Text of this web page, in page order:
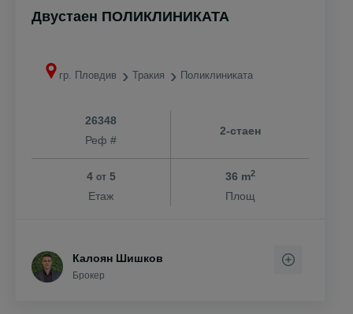
Двустаен ПОЛИКЛИНИКАТА
гр. Пловдив Тракия Поликлиниката
26348
Реф #
2-стаен
4 от5
Етаж
36 m2
Площ
Калоян Шишков
Брокер